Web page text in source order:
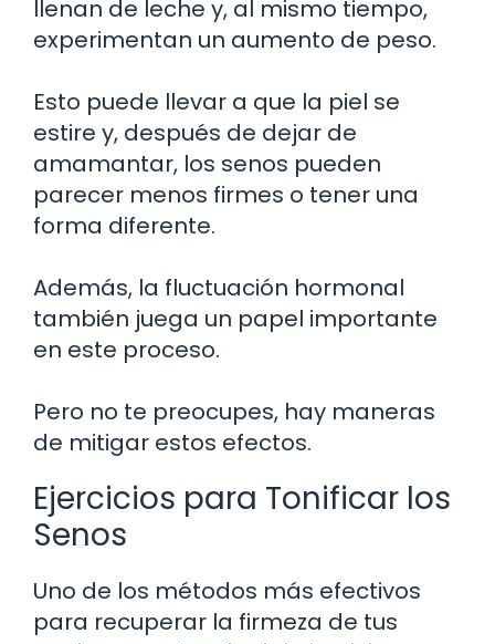
llenan de leche y, al mismo tiempo,
experimentan un aumento de peso.
Esto puede llevar a que la piel se
estire y, después de dejar de
amamantar, los senos pueden
parecer menos firmes o tener una
forma diferente.
Además, la fluctuación hormonal
también juega un papel importante
en este proceso.
Pero no te preocupes, hay maneras
de mitigar estos efectos.
Ejercicios para Tonificar los
Senos
Uno de los métodos más efectivos
para recuperar la firmeza de tus